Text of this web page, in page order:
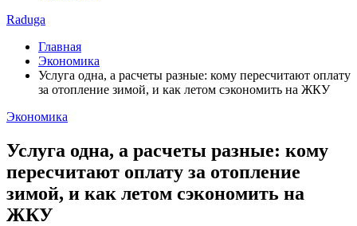
Raduga
Главная
Экономика
Услуга одна, а расчеты разные: кому пересчитают оплату
за отопление зимой, и как летом сэкономить на ЖКУ
Экономика
Услуга одна, а расчеты разные: кому
пересчитают оплату за отопление
зимой, и как летом сэкономить на
ЖКУ